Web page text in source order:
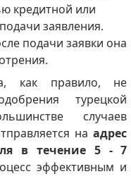
кредитной или
заявления.
подачи заявки она
как правило, не
турецкой
случаев
наадрес
в течение 5 - 7
эффективным и